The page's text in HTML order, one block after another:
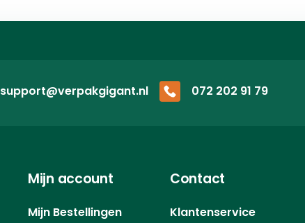
support@verpakgigant.nl 072 202 91 79
Mijn account
Mijn Bestellingen
Contact
Klantenservice